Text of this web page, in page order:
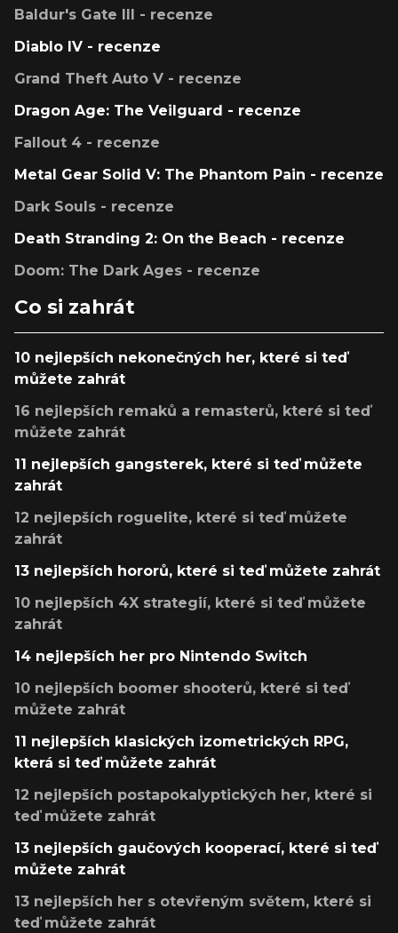
Baldur's Gate III - recenze
Diablo IV - recenze
Grand Theft Auto V - recenze
Dragon Age: The Veilguard - recenze
Fallout 4 - recenze
Metal Gear Solid V: The Phantom Pain - recenze
Dark Souls - recenze
Death Stranding 2: On the Beach - recenze
Doom: The Dark Ages - recenze
Co si zahrát
10 nejlepších nekonečných her, které si teď
můžete zahrát
16 nejlepších remaků a remasterů, které si teď
můžete zahrát
11 nejlepších gangsterek, které si teď můžete
zahrát
12 nejlepších roguelite, které si teď můžete
zahrát
13 nejlepších hororů, které si teď můžete zahrát
10 nejlepších 4X strategií, které si teď můžete
zahrát
14 nejlepších her pro Nintendo Switch
10 nejlepších boomer shooterů, které si teď
můžete zahrát
11 nejlepších klasických izometrických RPG,
která si teď můžete zahrát
12 nejlepších postapokalyptických her, které si
teď můžete zahrát
13 nejlepších gaučových kooperací, které si teď
můžete zahrát
13 nejlepších her s otevřeným světem, které si
teď můžete zahrát